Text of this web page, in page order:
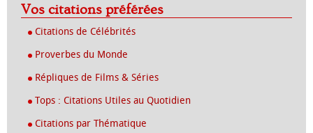
Vos citations préférées
Citations de Célébrités
Proverbes du Monde
Répliques de Films & Séries
Tops : Citations Utiles au Quotidien
Citations par Thématique